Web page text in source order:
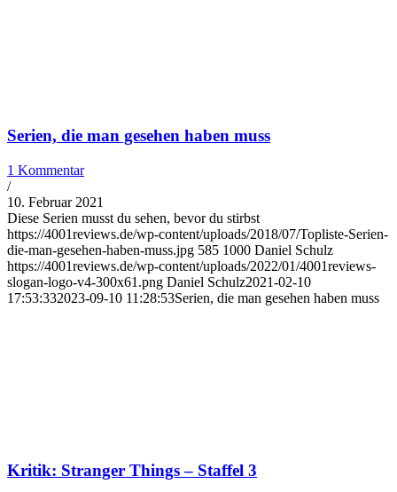
Serien, die man gesehen haben muss
1 Kommentar
/
10. Februar 2021
Diese Serien musst du sehen, bevor du stirbst
https://4001reviews.de/wp-content/uploads/2018/07/Topliste-Serien-
die-man-gesehen-haben-muss.jpg 585 1000 Daniel Schulz
https://4001reviews.de/wp-content/uploads/2022/01/4001reviews-
slogan-logo-v4-300x61.png Daniel Schulz2021-02-10
17:53:332023-09-10 11:28:53Serien, die man gesehen haben muss
Kritik: Stranger Things – Staffel 3